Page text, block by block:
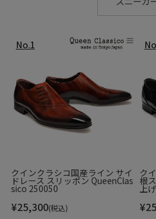
クインクラシコ国産ライン サイ
ドレース スリッポン QueenClas
sico 250050
¥25,300(税込)
ク
根
上
¥